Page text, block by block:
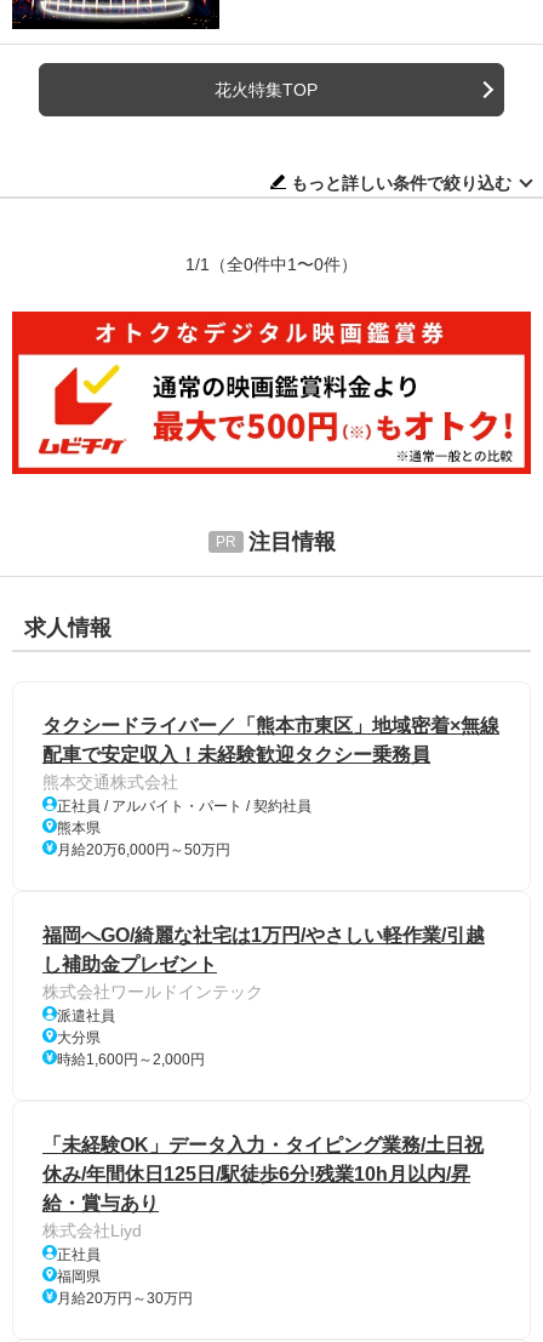
花火特集TOP
もっと詳しい条件で絞り込む
1/1 （全0件中1〜0件）
注目情報
求人情報
タクシードライバー／「熊本市東区」地域密着×無線
配車で安定収入！未経験歓迎タクシー乗務員
熊本交通株式会社
正社員 / アルバイト・パート / 契約社員
熊本県
月給20万6,000円～50万円
福岡へGO/綺麗な社宅は1万円/やさしい軽作業/引越
し補助金プレゼント
株式会社ワールドインテック
派遣社員
大分県
時給1,600円～2,000円
「未経験OK」データ入力・タイピング業務/土日祝
休み/年間休日125日/駅徒歩6分!残業10h月以内/昇
給・賞与あり
株式会社Liyd
正社員
福岡県
月給20万円～30万円